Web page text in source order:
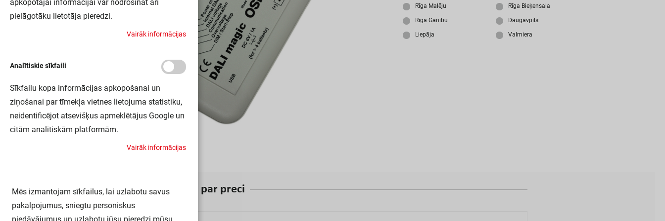
Aiz
id
Rīga Malēju Rīga Bieķensala
Rīga Ganību Daugavpils
Liepāja Valmiera
Inform par preci
apkopotajai informācijai var nodrošināt arī
pielāgotāku lietotāja pieredzi.
Vairāk informācijas
Analītiskie sīkfaili
Sīkfailu kopa informācijas apkopošanai un
ziņošanai par tīmekļa vietnes lietojuma statistiku,
neidentificējot atsevišķus apmeklētājus Google un
citām analītiskām platformām.
Vairāk informācijas
Mēs izmantojam sīkfailus, lai uzlabotu savus
pakalpojumus, sniegtu personiskus